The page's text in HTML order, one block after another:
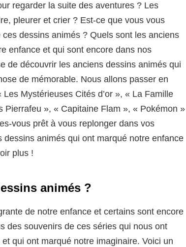
regarder la suite des aventures ? Les
pleurer et crier ? Est-ce que vous vous
dessins animés ? Quels sont les anciens
enfance et qui sont encore dans nos
de découvrir les anciens dessins animés qui
de mémorable. Nous allons passer en
Mystérieuses Cités d’or », « La Famille
Pierrafeu », « Capitaine Flam », « Pokémon »
vous prêt à vous replonger dans vos
animés qui ont marqué notre enfance
plus !
animés ?
de notre enfance et certains sont encore
des souvenirs de ces séries qui nous ont
qui ont marqué notre imaginaire. Voici un